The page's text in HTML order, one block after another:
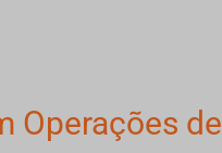
Operações